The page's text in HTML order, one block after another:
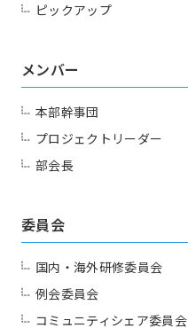
ピックアップ
メンバー
本部幹事団
プロジェクトリーダー
部会長
委員会
国内・海外研修委員会
例会委員会
コミュニティシェア委員会